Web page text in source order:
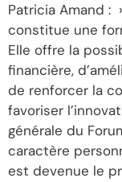
Patricia Amand :
constitue une
Elle offre la
financière,
de renforcer la
favoriser
générale du
caractère
est devenue le